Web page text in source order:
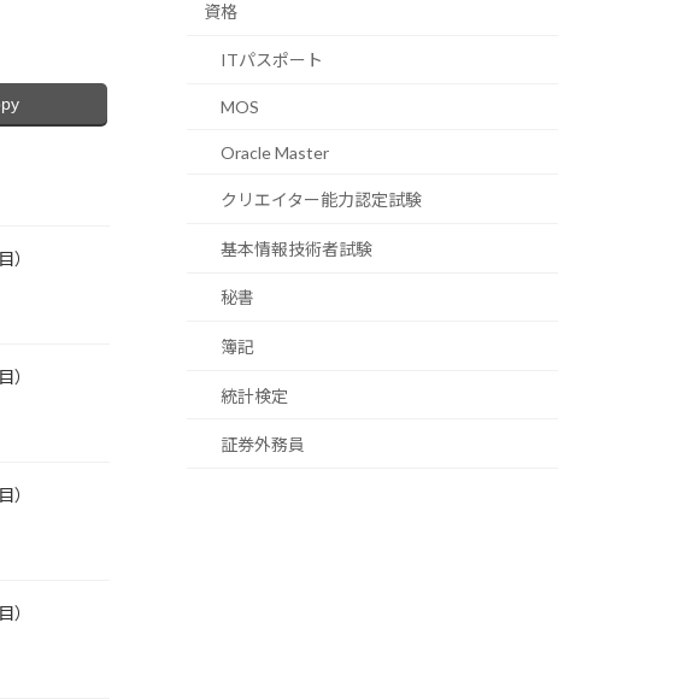
）
）
）
）
資格
ITパスポート
MOS
Oracle Master
クリエイター能力認定試験
基本情報技術者試験
秘書
簿記
統計検定
証券外務員